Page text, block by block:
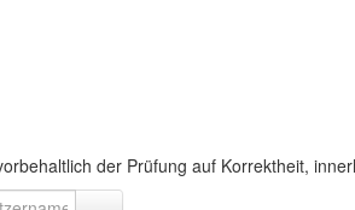
der Prüfung auf Korrektheit,